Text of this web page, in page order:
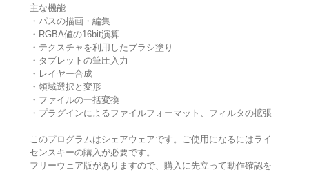
主な機能
・パスの描画・編集
・RGBA値の16bit演算
・テクスチャを利用したブラシ塗り
・タブレットの筆圧入力
・レイヤー合成
・領域選択と変形
・ファイルの一括変換
・プラグインによるファイルフォーマット、フィルタの拡張
このプログラムはシェアウェアです。ご使用になるにはライ
センスキーの購入が必要です。
フリーウェア版がありますので、購入に先立って動作確認を